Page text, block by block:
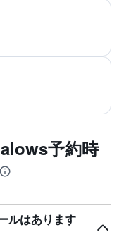
予約時
ルはあります